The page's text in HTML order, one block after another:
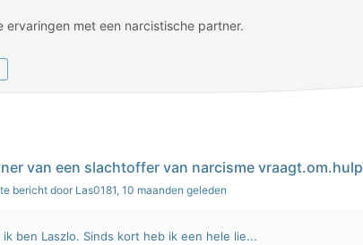
ervaringen met een narcistische partner.
van een slachtoffer van narcisme vraagt.om.hulp
bericht door Las0181, 10 maanden geleden
ik ben Laszlo. Sinds kort heb ik een hele lie...